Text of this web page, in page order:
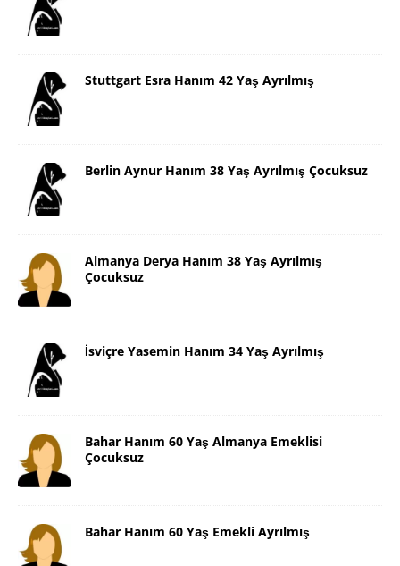
Stuttgart Esra Hanım 42 Yaş Ayrılmış
Berlin Aynur Hanım 38 Yaş Ayrılmış Çocuksuz
Almanya Derya Hanım 38 Yaş Ayrılmış
Çocuksuz
İsviçre Yasemin Hanım 34 Yaş Ayrılmış
Bahar Hanım 60 Yaş Almanya Emeklisi
Çocuksuz
Bahar Hanım 60 Yaş Emekli Ayrılmış